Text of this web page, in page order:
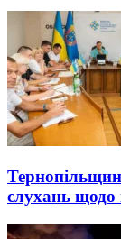
слухань щодо